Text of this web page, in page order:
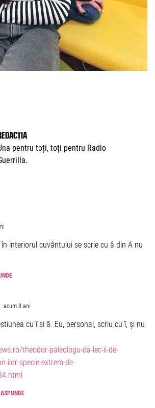
pentru toți, toți pentru Radio
interiorul cuvântului se scrie cu â din A nu
acum 8 ani
cu î și â. Eu, personal, scriu cu î, și nu
theodor-paleologu-da-lec-ii-de-
ilor-specie-extrem-de-